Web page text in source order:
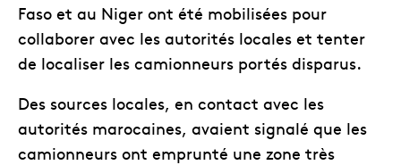
Faso et au Niger ont été mobilisées pour
collaborer avec les autorités locales et tenter
de localiser les camionneurs portés disparus.
Des sources locales, en contact avec les
autorités marocaines, avaient signalé que les
camionneurs ont emprunté une zone très